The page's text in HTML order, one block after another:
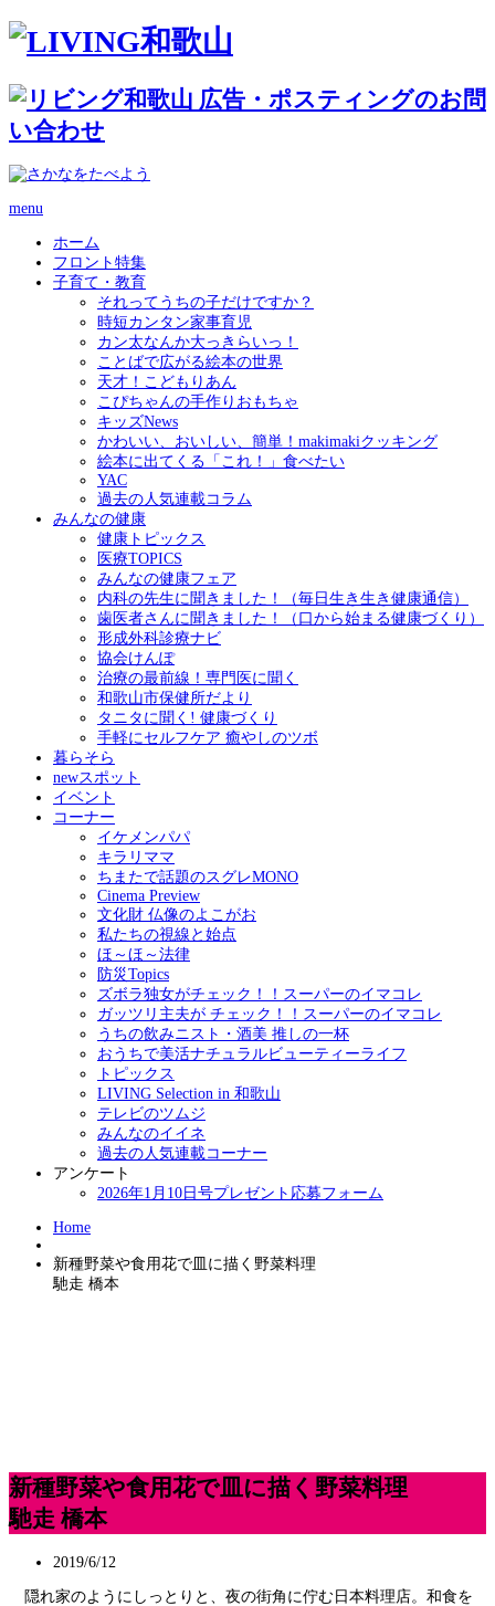
menu
ホーム
フロント特集
子育て・教育
それってうちの子だけですか？
時短カンタン家事育児
カン太なんか大っきらいっ！
ことばで広がる絵本の世界
天才！こどもりあん
こぴちゃんの手作りおもちゃ
キッズNews
かわいい、おいしい、簡単！makimakiクッキング
絵本に出てくる「これ！」食べたい
YAC
過去の人気連載コラム
みんなの健康
健康トピックス
医療TOPICS
みんなの健康フェア
内科の先生に聞きました！（毎日生き生き健康通信）
歯医者さんに聞きました！（口から始まる健康づくり）
形成外科診療ナビ
協会けんぽ
治療の最前線！専門医に聞く
和歌山市保健所だより
タニタに聞く! 健康づくり
手軽にセルフケア 癒やしのツボ
暮らそら
newスポット
イベント
コーナー
イケメンパパ
キラリママ
ちまたで話題のスグレMONO
Cinema Preview
文化財 仏像のよこがお
私たちの視線と始点
ほ～ほ～法律
防災Topics
ズボラ独女がチェック！！スーパーのイマコレ
ガッツリ主夫が チェック！！スーパーのイマコレ
うちの飲みニスト・酒美 推しの一杯
おうちで美活ナチュラルビューティーライフ
トピックス
LIVING Selection in 和歌山
テレビのツムジ
みんなのイイネ
過去の人気連載コーナー
アンケート
2026年1月10日号プレゼント応募フォーム
Home
新種野菜や食用花で皿に描く野菜料理
馳走 橋本
新種野菜や食用花で皿に描く野菜料理
馳走 橋本
2019/6/12
隠れ家のようにしっとりと、夜の街角に佇む日本料理店。和食を